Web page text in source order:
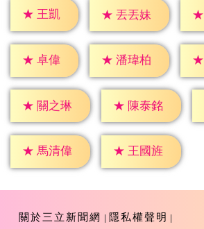
★ 王凱 ★ 丟丟妹 ★
★ 卓偉 ★ 潘瑋柏 ★
★ 關之琳 ★ 陳泰銘
★ 馬清偉 ★ 王國旌
關於三立新聞網 隱私權聲明